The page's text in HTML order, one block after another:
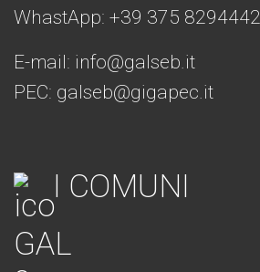
WhastApp: +39 375 8294442
E-mail: info@galseb.it
PEC: galseb@gigapec.it
I COMUNI